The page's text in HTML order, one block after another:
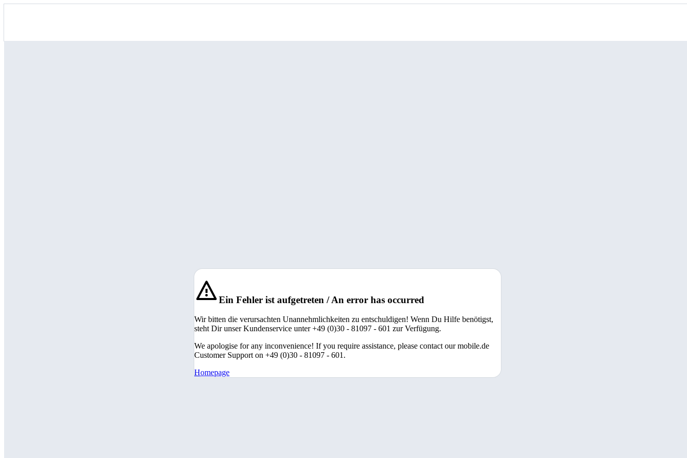
Ein Fehler ist aufgetreten / An error has occurred
Wir bitten die verursachten Unannehmlichkeiten zu entschuldigen! Wenn Du Hilfe benötigst,
steht Dir unser Kundenservice unter +49 (0)30 - 81097 - 601 zur Verfügung.
We apologise for any inconvenience! If you require assistance, please contact our mobile.de
Customer Support on +49 (0)30 - 81097 - 601.
Homepage